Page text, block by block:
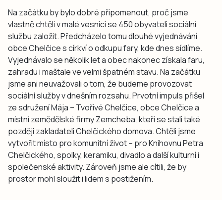
Na začátku by bylo dobré připomenout, proč jsme
vlastně chtěli v malé vesnici se 450 obyvateli sociální
službu založit. Předcházelo tomu dlouhé vyjednávání
obce Chelčice s církví o odkupu fary, kde dnes sídlíme.
Vyjednávalo se několik let a obec nakonec získala faru,
zahradu i maštale ve velmi špatném stavu. Na začátku
jsme ani neuvažovali o tom, že budeme provozovat
sociální služby v dnešním rozsahu. Prvotní impuls přišel
ze sdružení Mája – Tvořivé Chelčice, obce Chelčice a
místní zemědělské firmy Zemcheba, kteří se stali také
později zakladateli Chelčického domova. Chtěli jsme
vytvořit místo pro komunitní život – pro Knihovnu Petra
Chelčického, spolky, keramiku, divadlo a další kulturní i
společenské aktivity. Zároveň jsme ale cítili, že by
prostor mohl sloužit i lidem s postižením.